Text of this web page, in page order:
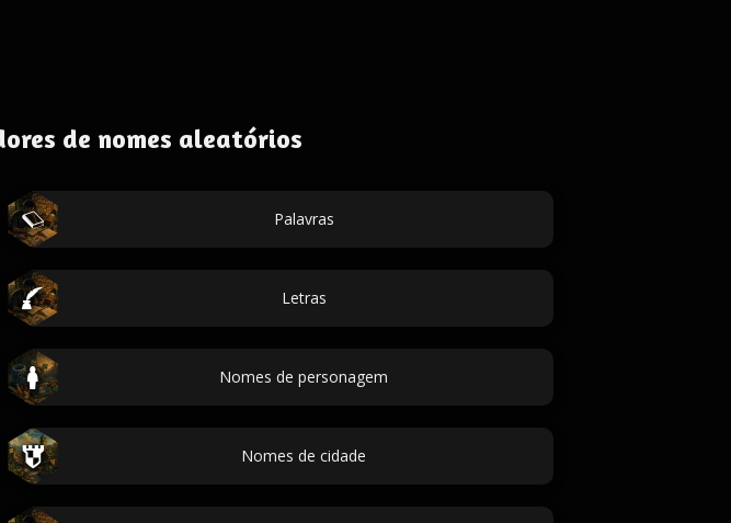
de nomes aleatórios
Palavras
Letras
Nomes de personagem
Nomes de cidade